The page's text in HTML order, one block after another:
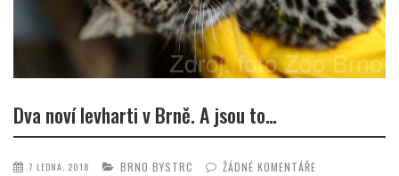
Dva noví levharti v Brně. A jsou to…
7 LEDNA, 2018 BRNO BYSTRC ŽÁDNÉ KOMENTÁŘE